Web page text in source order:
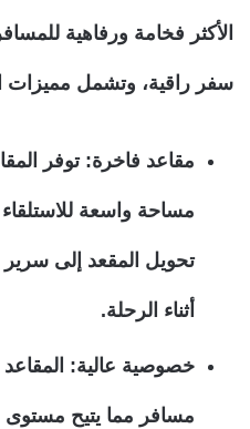
الأكثر فخامة ورفاهية
سفر راقية، وتشمل مميزات
مقاعد فاخرة: توفر
مساحة واسعة
تحويل المقعد إلى
أثناء الرحلة.
خصوصية عالية:
مسافر مما يتيح